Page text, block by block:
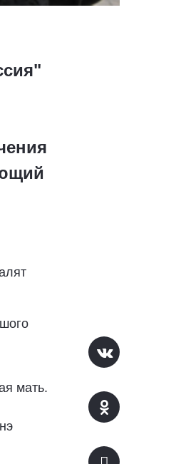
мать.